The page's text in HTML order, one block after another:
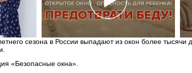
сезона в России выпадают из окон более тысячи
«Безопасные окна».